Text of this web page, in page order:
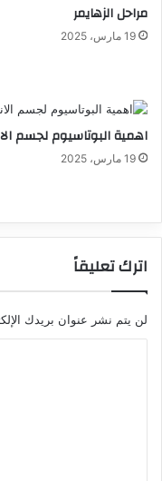
مراحل الزهايمر
19 مارس، 2025
اهمية البوتاسيوم لجسم
19 مارس، 2025
اترك تعليقاً
لن يتم نشر عنوان بريدك